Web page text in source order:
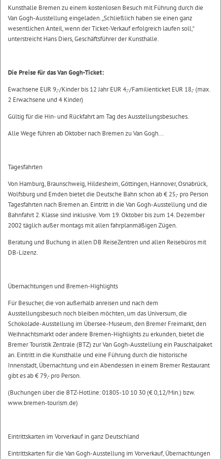
Kunsthalle Bremen zu einem kostenlosen Besuch mit Führung durch die
Van Gogh-Ausstellung eingeladen. „Schließlich haben sie einen ganz
wesentlichen Anteil, wenn der Ticket-Verkauf erfolgreich laufen soll,“
unterstreicht Hans Diers, Geschäftsführer der Kunsthalle.
Die Preise für das Van Gogh-Ticket:
Ewachsene EUR 9,-/Kinder bis 12 Jahr EUR 4,-/Familienticket EUR 18,- (max.
2 Erwachsene und 4 Kinder)
Gültig für die Hin- und Rückfahrt am Tag des Ausstellungsbesuches.
Alle Wege führen ab Oktober nach Bremen zu Van Gogh...
Tagesfahrten
Von Hamburg, Braunschweig, Hildesheim, Göttingen, Hannover, Osnabrück,
Wolfsburg und Emden bietet die Deutsche Bahn schon ab € 25,- pro Person
Tagesfahrten nach Bremen an. Eintritt in die Van Gogh-Ausstellung und die
Bahnfahrt 2. Klasse sind inklusive. Vom 19. Oktober bis zum 14. Dezember
2002 täglich außer montags mit allen fahrplanmäßigen Zügen.
Beratung und Buchung in allen DB ReiseZentren und allen Reisebüros mit
DB-Lizenz.
Übernachtungen und Bremen-Highlights
Für Besucher, die von außerhalb anreisen und nach dem
Ausstellungsbesuch noch bleiben möchten, um das Universum, die
Schokolade-Ausstellung im Übersee-Museum, den Bremer Freimarkt, den
Weihnachtsmarkt oder andere Bremen-Highlights zu erkunden, bietet die
Bremer Touristik Zentrale (BTZ) zur Van Gogh-Ausstellung ein Pauschalpaket
an. Eintritt in die Kunsthalle und eine Führung durch die historische
Innenstadt, Übernachtung und ein Abendessen in einem Bremer Restaurant
gibt es ab € 79,- pro Person.
(Buchungen über die BTZ-Hotline: 01805-10 10 30 (€ 0,12/Min.) bzw.
www.bremen-tourism.de)
Eintrittskarten im Vorverkauf in ganz Deutschland
Eintrittskarten für die Van Gogh-Ausstellung im Vorverkauf, Übernachtungen